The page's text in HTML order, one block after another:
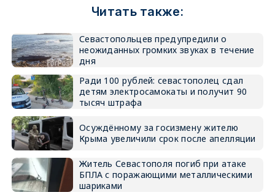
Читать также:
Севастопольцев предупредили о
неожиданных громких звуках в течение
дня
Ради 100 рублей: севастополец сдал
детям электросамокаты и получит 90
тысяч штрафа
Осуждённому за госизмену жителю
Крыма увеличили срок после апелляции
Житель Севастополя погиб при атаке
БПЛА с поражающими металлическими
шариками